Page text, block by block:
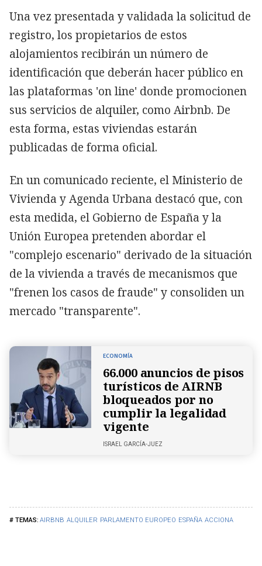
AIRBNB ALQUILER PARLAMENTO EUROPEO ESPAÑA ACCIONA
Una vez presentada y validada la solicitud de
registro, los propietarios de estos
alojamientos recibirán un número de
identificación que deberán hacer público en
las plataformas 'on line' donde promocionen
sus servicios de alquiler, como Airbnb. De
esta forma, estas viviendas estarán
publicadas de forma oficial.
En un comunicado reciente, el Ministerio de
Vivienda y Agenda Urbana destacó que, con
esta medida, el Gobierno de España y la
Unión Europea pretenden abordar el
"complejo escenario" derivado de la situación
de la vivienda a través de mecanismos que
"frenen los casos de fraude" y consoliden un
mercado "transparente".
ECONOMÍA
66.000 anuncios de pisos
turísticos de AIRNB
bloqueados por no
cumplir la legalidad
vigente
ISRAEL GARCÍA-JUEZ